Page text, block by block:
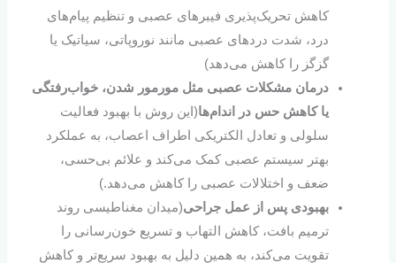
کاهش تحریک‌پذیری فیبرهای عصبی و تنظیم پیام‌های
درد، شدت دردهای عصبی مانند نوروپاتی، سیاتیک یا
گزگز را کاهش می‌دهد)
درمان مشکلات عصبی مثل مورمور شدن، خواب‌رفتگی
یا کاهش حس در اندام‌ها(این روش با بهبود فعالیت
سلولی و تعادل الکتریکی اطراف اعصاب، به عملکرد
بهتر سیستم عصبی کمک می‌کند و علائم بی‌حسی،
ضعف و اختلالات عصبی را کاهش می‌دهد.)
بهبودی پس از عمل جراحی(میدان مغناطیسی روند
ترمیم بافت، کاهش التهاب و تسریع خون‌رسانی را
تقویت می‌کند، به همین دلیل به بهبود سریع‌تر و کاهش